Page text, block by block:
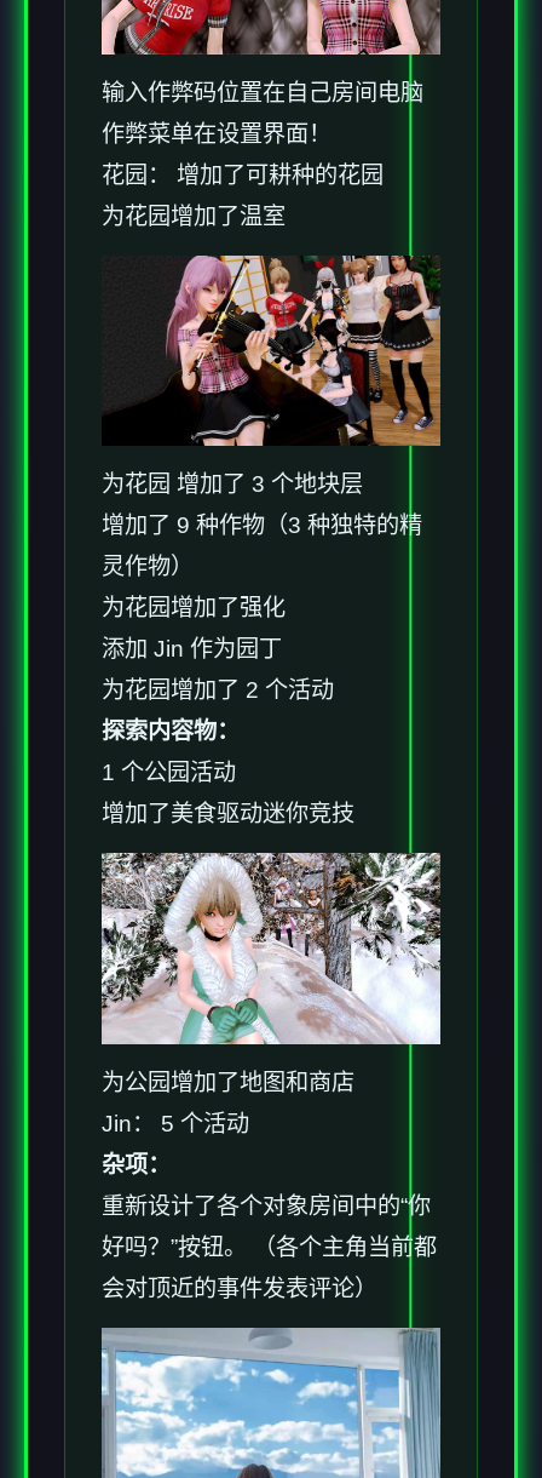
输入作弊码位置在自己房间电脑
作弊菜单在设置界面！
花园： 增加了可耕种的花园
为花园增加了温室
为花园 增加了 3 个地块层
增加了 9 种作物（3 种独特的精
灵作物）
为花园增加了强化
添加 Jin 作为园丁
为花园增加了 2 个活动
探索内容物：
1 个公园活动
增加了美食驱动迷你竞技
为公园增加了地图和商店
Jin： 5 个活动
杂项：
重新设计了各个对象房间中的“你
好吗？”按钮。 （各个主角当前都
会对顶近的事件发表评论）